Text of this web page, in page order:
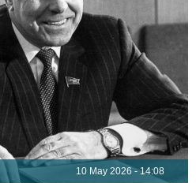
10 May 2026 - 14:08